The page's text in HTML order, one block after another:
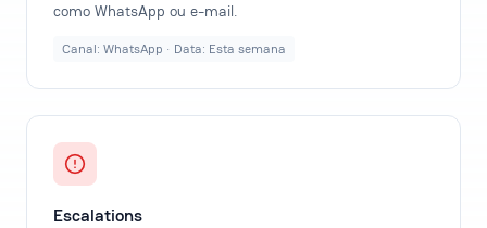
como WhatsApp ou e-mail.
Canal: WhatsApp · Data: Esta semana
Escalations